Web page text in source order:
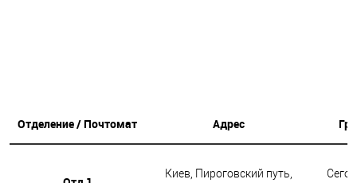
Отделение / Почтомат Адрес
Киев, Пироговский путь,